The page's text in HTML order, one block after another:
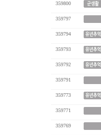
359800
359797
359794
359793
359792
359791
359773
359771
359769